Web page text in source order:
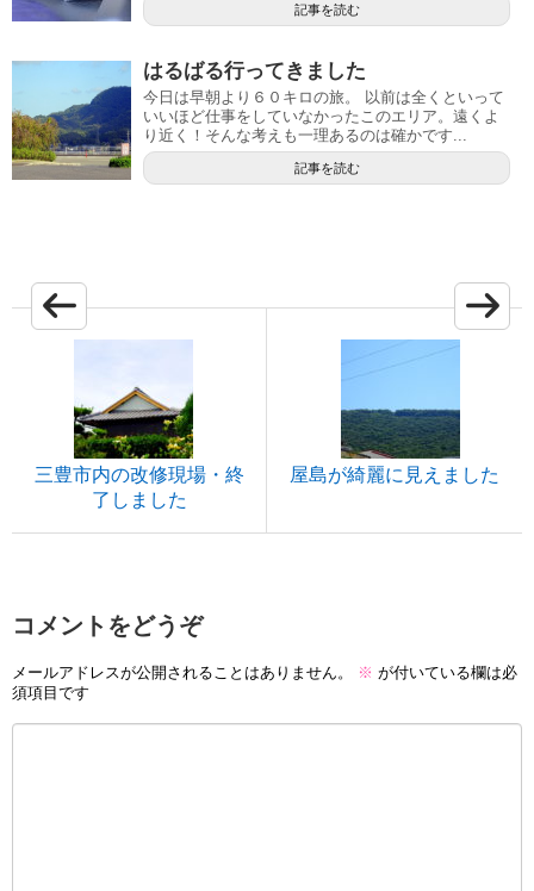
記事を読む
はるばる行ってきました
今日は早朝より６０キロの旅。 以前は全くといって
いいほど仕事をしていなかったこのエリア。遠くよ
り近く！そんな考えも一理あるのは確かです...
記事を読む
三豊市内の改修現場・終
了しました
屋島が綺麗に見えました
コメントをどうぞ
メールアドレスが公開されることはありません。 ※ が付いている欄は必
須項目です